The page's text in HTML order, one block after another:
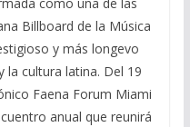
como una de las
Billboard de la Música
y más longevo
la cultura latina. Del 19
Faena Forum Miami
anual que reunirá